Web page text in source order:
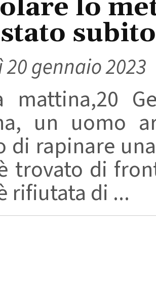
lo
gennaio 2023
mattina,20
un uomo
di rapinare
trovato di
rifiutata di ...